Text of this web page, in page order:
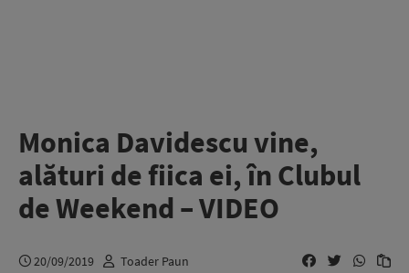
Monica Davidescu vine,
alături de fiica ei, în Clubul
de Weekend – VIDEO
20/09/2019 Toader Paun